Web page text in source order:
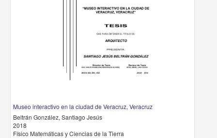
Museo interactivo en la ciudad de Veracruz, Veracruz
Beltrán González, Santiago Jesús
2018
Físico Matemáticas y Ciencias de la Tierra